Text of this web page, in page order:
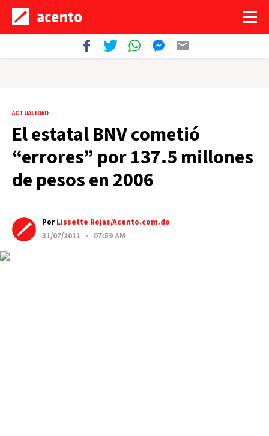
ACTUALIDAD
El estatal BNV cometió
“errores” por 137.5 millones
de pesos en 2006
PorLissette Rojas/Acento.com.do
31/07/2011 · 07:59 AM